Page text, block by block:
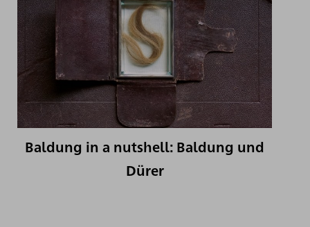
Baldung in a nutshell: Baldung und
Dürer